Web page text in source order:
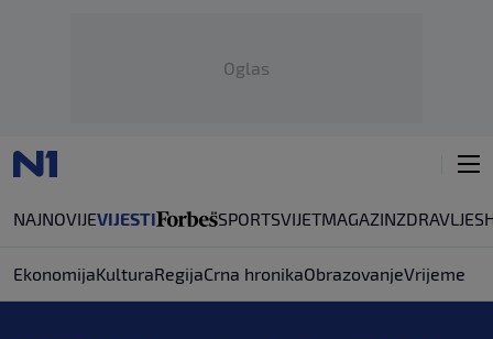
Oglas
NAJNOVIJEVIJESTI SPORTSVIJETMAGAZINZDRAVLJE
EkonomijaKulturaRegijaCrna hronikaObrazovanjeVrijeme